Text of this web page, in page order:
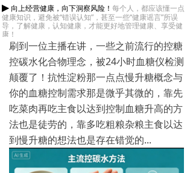
产品服务
团检预约
智能健康
刷到一位主播在讲，一些之前流行的控糖
控碳水化合物理念，被24小时血糖仪检测
颠覆了！抗性淀粉那一点点慢升糖概念与
你的血糖控制需求那是微乎其微的，靠先
吃菜肉再吃主食以达到控制血糖升高的方
法也是徒劳的，靠多吃粗粮杂粮主食以达
到慢升糖的想法也是存在错觉的...
▶向上经营健康，向下洞察风险！ 每个人，都应该懂一点
健康知识，避免被“错误认知”，甚至一些“健康谣言”所误
导， 了解健康，认知健康， 才能更好地管理健康、享受健
康！